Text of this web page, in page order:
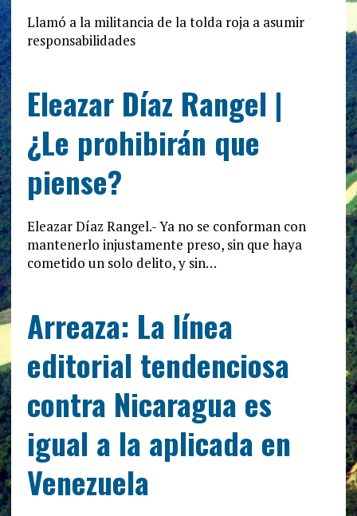
Llamó a la militancia de la tolda roja a asumir
responsabilidades
Eleazar Díaz Rangel |
¿Le prohibirán que
piense?
Eleazar Díaz Rangel.- Ya no se conforman con
mantenerlo injustamente preso, sin que haya
cometido un solo delito, y sin…
Arreaza: La línea
editorial tendenciosa
contra Nicaragua es
igual a la aplicada en
Venezuela